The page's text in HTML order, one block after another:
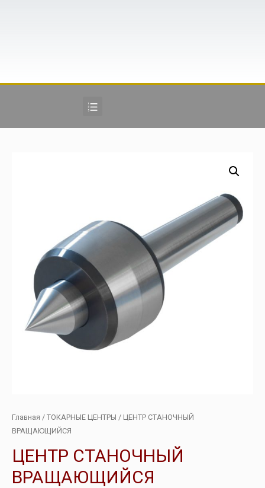
Главная / ТОКАРНЫЕ ЦЕНТРЫ / ЦЕНТР СТАНОЧНЫЙ
ВРАЩАЮЩИЙСЯ
ЦЕНТР СТАНОЧНЫЙ
ВРАЩАЮЩИЙСЯ